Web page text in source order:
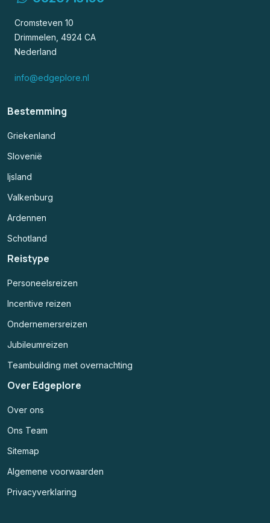
Cromsteven 10
Drimmelen, 4924 CA
Nederland
info@edgeplore.nl
Bestemming
Griekenland
Slovenië
Ijsland
Valkenburg
Ardennen
Schotland
Reistype
Personeelsreizen
Incentive reizen
Ondernemersreizen
Jubileumreizen
Teambuilding met overnachting
Over Edgeplore
Over ons
Ons Team
Sitemap
Algemene voorwaarden
Privacyverklaring